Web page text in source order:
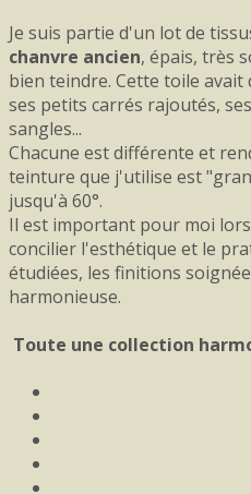
Je suis partie d'un lot de
chanvre ancien, épais, très
bien teindre. Cette toile avait
ses petits carrés rajoutés,
sangles...
Chacune est différente et
teinture que j'utilise est
jusqu'à 60°.
Il est important pour moi
concilier l'esthétique et le
étudiées, les finitions
harmonieuse.
Toute une collection